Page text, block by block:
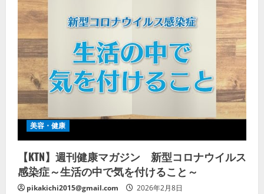
美容・健康
【KTN】週刊健康マガジン 新型コロナウイルス
感染症～生活の中で気を付けること～
pikakichi2015@gmail.com 2026年2月8日